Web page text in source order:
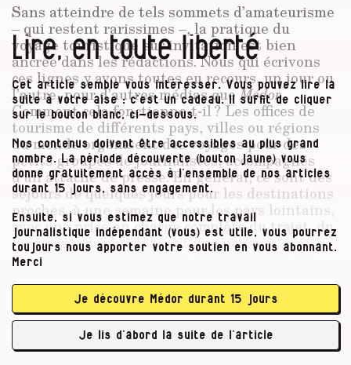
Sans atteindre de tels sommets d’amateurisme
– qui restent rarissimes –, la pratique du
voyage touristique sur invitation est bien
ancrée dans les rédactions. Nous qui écrivons
ces lignes y avons toutes eu recours, un jour ou
l’autre, pour d’autres médias queMédor.
Comment cela fonctionne-t-il ? Les offices de
tourisme de différents pays, villes ou régions
du monde organisent des voyages pour des
petits groupes de journalistes, accompagnés
d’un attaché de presse. En général, ce sont des
séjours de quelques jours pour les destinations
proches, à une semaine pour les pays lointains,
avec une prise en charge complète du trajet, du
logement, des activités et une pension
complète ou demi-pension. Des gratuités ou
organisateurs par les hôteliers, restaurateurs,
compagnies aériennes ou ferroviaires, qui
espèrent être cités dans les articles ou dans les
encadrés « pratique ». En fonction …
Lire, en toute liberté
Cet article semble vous intéresser. Vous pouvez lire la
suite à votre aise : c’est un cadeau. Il suffit de cliquer
sur le bouton blanc, ci-dessous.
Nos contenus doivent être accessibles au plus grand
nombre. La période découverte (bouton jaune) vous
donne gratuitement accès à l’ensemble de nos articles
durant 15 jours, sans engagement.
Ensuite, si vous estimez que notre travail
journalistique indépendant (vous) est utile, vous pourrez
toujours nous apporter votre soutien en vous abonnant.
Merci
Je découvre Médor durant 15 jours
Je lis d’abord la suite de l’article